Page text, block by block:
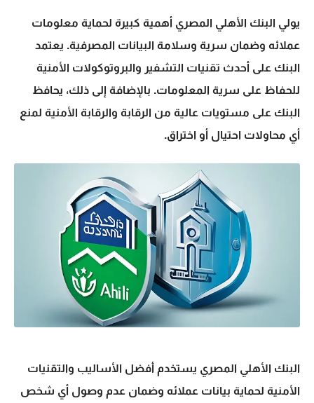
يولي البنك الأهلي المصري أهمية كبيرة لحماية معلومات
عملائه وضمان سرية وسلامة البيانات المصرفية. يعتمد
البنك على أحدث تقنيات التشفير والبروتوكولات الأمنية
للحفاظ على سرية المعلومات. بالإضافة إلى ذلك، يحافظ
البنك على مستويات عالية من الرقابة والرقابة الأمنية لمنع
أي محاولات احتيال أو اختراق.
البنك الأهلي المصري يستخدم أفضل الأساليب والتقنيات
الأمنية لحماية بيانات عملائه وضمان عدم وصول أي شخص